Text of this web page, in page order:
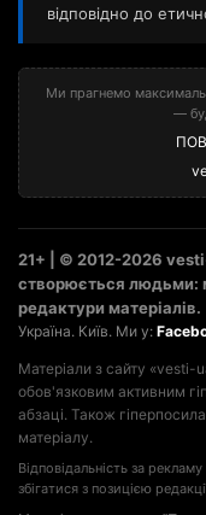
відповідно до
Ми прагнемо
—
21+ | © 2012-2026
створюється людьми:
редактури матеріалів.
Україна. Київ. Ми у:
Матеріали з сайту
обов'язковим активним
абзаці. Також
матеріалу.
Відповідальність за
збігатися з позицією